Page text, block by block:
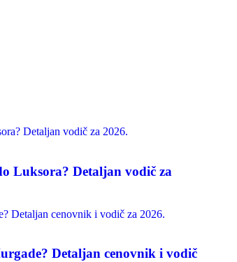
Luksora? Detaljan vodič za
Detaljan cenovnik i vodič